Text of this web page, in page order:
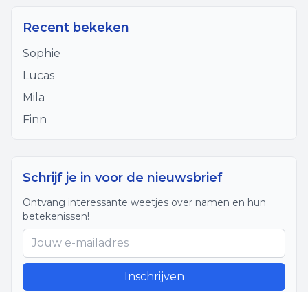
Recent bekeken
Sophie
Lucas
Mila
Finn
Schrijf je in voor de nieuwsbrief
Ontvang interessante weetjes over namen en hun
betekenissen!
Inschrijven